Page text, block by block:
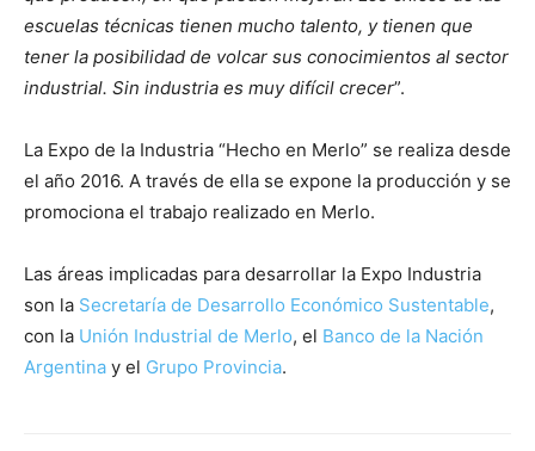
escuelas técnicas tienen mucho talento, y tienen que
tener la posibilidad de volcar sus conocimientos al sector
industrial. Sin industria es muy difícil crecer”.
La Expo de la Industria “Hecho en Merlo” se realiza desde
el año 2016. A través de ella se expone la producción y se
promociona el trabajo realizado en Merlo.
Las áreas implicadas para desarrollar la Expo Industria
son la Secretaría de Desarrollo Económico Sustentable,
con la Unión Industrial de Merlo, el Banco de la Nación
Argentina y el Grupo Provincia.